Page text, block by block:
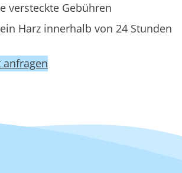
versteckte Gebühren
Harz innerhalb von 24 Stunden
anfragen